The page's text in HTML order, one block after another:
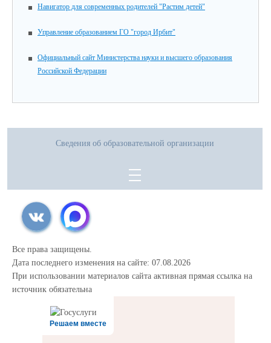
Навигатор для современных родителей "Растим детей"
Управление образованием ГО "город Ирбит"
Официальный сайт Министерства науки и высшего образования
Российской Федерации
Сведения об образовательной организации
Все права защищены.
Дата последнего изменения на сайте: 07.08.2026
При использовании материалов сайта активная прямая ссылка на
источник обязательна
Решаем вместе